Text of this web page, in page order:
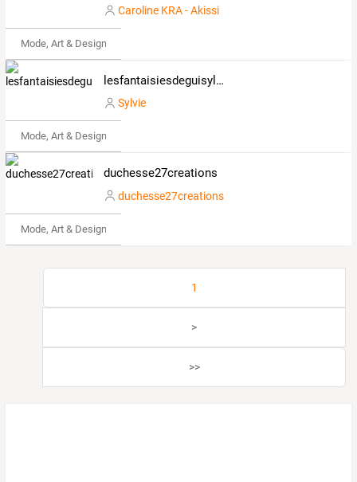
Caroline KRA - Akissi
Mode, Art & Design
lesfantaisiesdeguisyl.overblog.com
Sylvie
Mode, Art & Design
duchesse27creations
duchesse27creations
Mode, Art & Design
1
>
>>